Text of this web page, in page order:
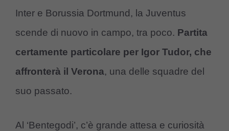
Inter e Borussia Dortmund, la Juventus
scende di nuovo in campo, tra poco. Partita
certamente particolare per Igor Tudor, che
affronterà il Verona, una delle squadre del
suo passato.
Al ‘Bentegodi’, c’è grande attesa e curiosità